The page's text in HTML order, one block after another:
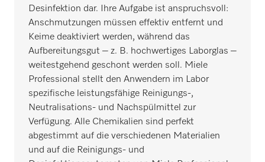
Desinfektion dar. Ihre Aufgabe ist anspruchsvoll:
Anschmutzungen müssen effektiv entfernt und
Keime deaktiviert werden, während das
Aufbereitungsgut – z. B. hochwertiges Laborglas –
weitestgehend geschont werden soll. Miele
Professional stellt den Anwendern im Labor
spezifische leistungsfähige Reinigungs-,
Neutralisations- und Nachspülmittel zur
Verfügung. Alle Chemikalien sind perfekt
abgestimmt auf die verschiedenen Materialien
und auf die Reinigungs- und